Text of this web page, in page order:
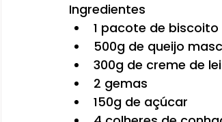
Ingredientes
1 pacote de
500g de queijo
300g de creme de
2 gemas
150g de açúcar